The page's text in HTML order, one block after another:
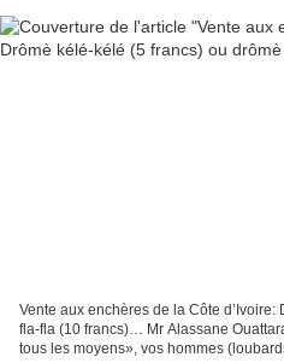
Vente aux enchères de la Côte
fla-fla (10 francs)… Mr Alassane
tous les moyens», vos hommes